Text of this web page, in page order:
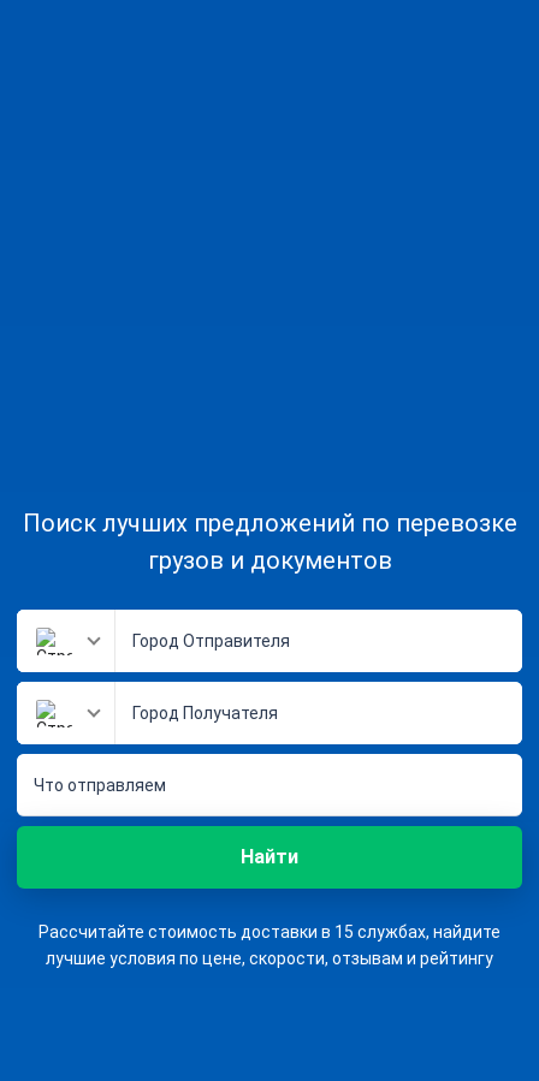
Поиск лучших предложений по перевозке
грузов и документов
Что отправляем
Найти
Рассчитайте стоимость доставки в 15 службах, найдите
лучшие условия по цене, скорости, отзывам и рейтингу